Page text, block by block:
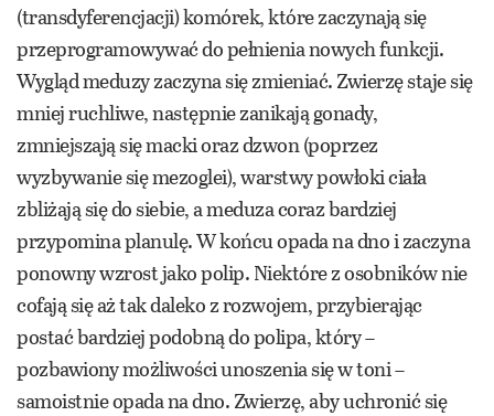
(transdyferencjacji) komórek, które zaczynają się
przeprogramowywać do pełnienia nowych funkcji.
Wygląd meduzy zaczyna się zmieniać. Zwierzę staje się
mniej ruchliwe, następnie zanikają gonady,
zmniejszają się macki oraz dzwon (poprzez
wyzbywanie się mezoglei), warstwy powłoki ciała
zbliżają się do siebie, a meduza coraz bardziej
przypomina planulę. W końcu opada na dno i zaczyna
ponowny wzrost jako polip. Niektóre z osobników nie
cofają się aż tak daleko z rozwojem, przybierając
postać bardziej podobną do polipa, który –
pozbawiony możliwości unoszenia się w toni –
samoistnie opada na dno. Zwierzę, aby uchronić się